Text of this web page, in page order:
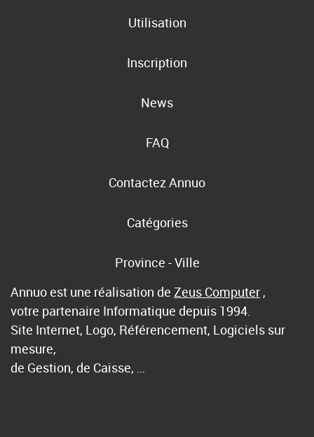
Utilisation
Inscription
News
FAQ
Contactez Annuo
Catégories
Province - Ville
Annuo est une réalisation de Zeus Computer ,
votre partenaire Informatique depuis 1994.
Site Internet, Logo, Référencement, Logiciels sur
mesure,
de Gestion, de Caisse, …